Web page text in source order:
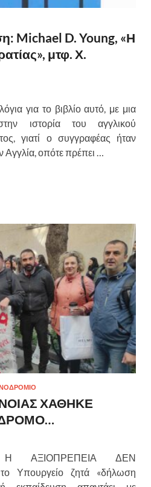
Michael D. Young, «Η
μτφ. Χ.
για το βιβλίο αυτό, με μια
ιστορία του αγγλικού
γιατί ο συγγραφέας ήταν
Αγγλία, οπότε πρέπει …
ΧΑΘΗΚΕ
ΔΡΟΜΟ…
Η ΑΞΙΟΠΡΕΠΕΙΑ ΔΕΝ
Υπουργείο ζητά «δήλωση